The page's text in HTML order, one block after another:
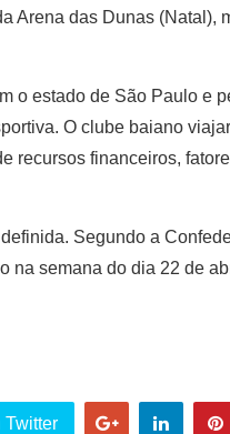
Arena das Dunas (Natal),
o estado de São Paulo e
O clube baiano
recursos financeiros,
Segundo a
na semana do dia 22 de
Twitter